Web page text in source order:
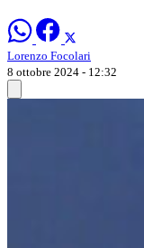
Lorenzo Focolari
8 ottobre 2024 - 12:32